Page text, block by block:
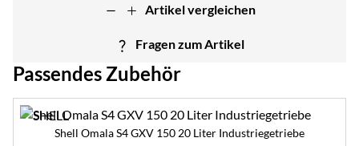
Artikel vergleichen
Fragen zum Artikel
Passendes Zubehör
Zubehör überspringen
Shell Omala S4 GXV 150 20 Liter Industriegetriebe